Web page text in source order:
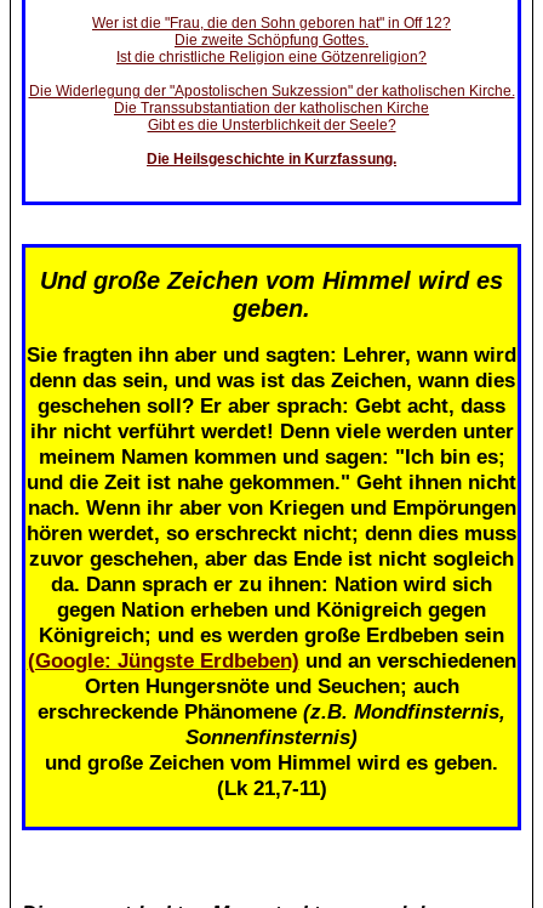
Wer ist die "Frau, die den Sohn geboren hat" in Off 12?
Die zweite Schöpfung Gottes.
Ist die christliche Religion eine Götzenreligion?
Die Widerlegung der "Apostolischen Sukzession" der katholischen Kirche.
Die Transsubstantiation der katholischen Kirche
Gibt es die Unsterblichkeit der Seele?
Die Heilsgeschichte in Kurzfassung.
Und große Zeichen vom Himmel wird es
geben.
Sie fragten ihn aber und sagten: Lehrer, wann wird
denn das sein, und was ist das Zeichen, wann dies
geschehen soll? Er aber sprach: Gebt acht, dass
ihr nicht verführt werdet! Denn viele werden unter
meinem Namen kommen und sagen: "Ich bin es;
und die Zeit ist nahe gekommen." Geht ihnen nicht
nach. Wenn ihr aber von Kriegen und Empörungen
hören werdet, so erschreckt nicht; denn dies muss
zuvor geschehen, aber das Ende ist nicht sogleich
da. Dann sprach er zu ihnen: Nation wird sich
gegen Nation erheben und Königreich gegen
Königreich; und es werden große Erdbeben sein
(Google: Jüngste Erdbeben) und an verschiedenen
Orten Hungersnöte und Seuchen; auch
erschreckende Phänomene (z.B. Mondfinsternis,
Sonnenfinsternis)
und große Zeichen vom Himmel wird es geben.
(Lk 21,7-11)